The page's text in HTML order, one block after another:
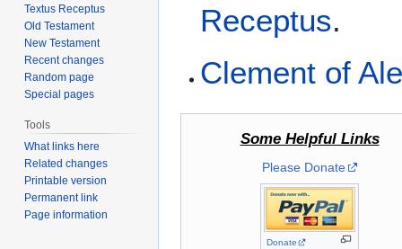
Receptus.
Clement of
Some Helpful Links
Please Donate
Donate
Textus Receptus
Old Testament
New Testament
Recent changes
Random page
Special pages
Tools
What links here
Related changes
Printable version
Permanent link
Page information